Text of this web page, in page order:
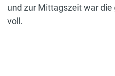
und zur Mittagszeit war
voll.